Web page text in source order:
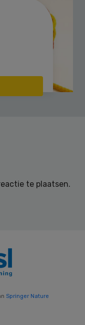
te plaatsen.
Springer Nature